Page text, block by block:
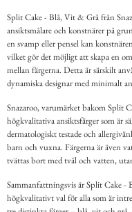
Split Cake - Blå, Vit & Grå från
ansiktsmålare och konstnärer på
en svamp eller pensel kan
vilket gör det möjligt att skapa en
mellan färgerna. Detta är särskilt
dynamiska designar med minimalt
Snazaroo, varumärket bakom Split
högkvalitativa ansiktsfärger som är
dermatologiskt testade och
barn och vuxna. Färgerna är även
tvättas bort med tvål och vatten,
Sammanfattningsvis är Split Cake -
högkvalitativt val för alla som är